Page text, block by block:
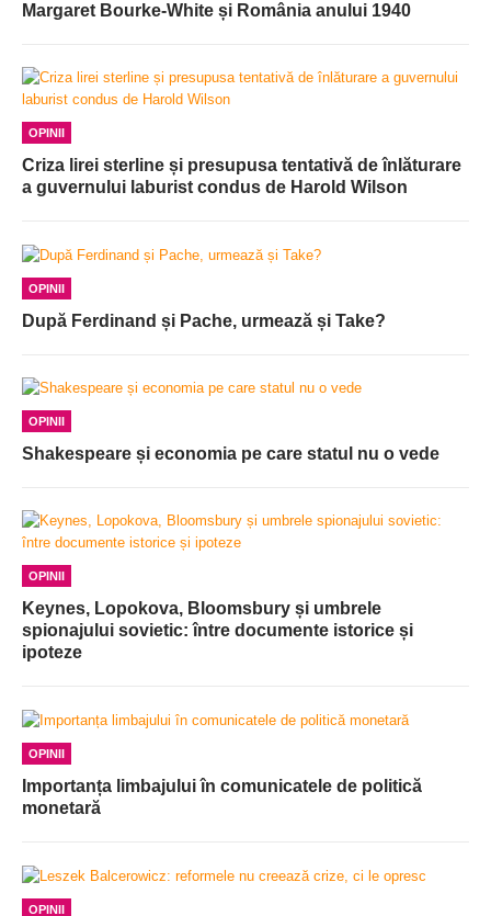
Margaret Bourke-White și România anului 1940
OPINII
Criza lirei sterline și presupusa tentativă de înlăturare
a guvernului laburist condus de Harold Wilson
OPINII
După Ferdinand și Pache, urmează și Take?
OPINII
Shakespeare și economia pe care statul nu o vede
OPINII
Keynes, Lopokova, Bloomsbury și umbrele
spionajului sovietic: între documente istorice și
ipoteze
OPINII
Importanța limbajului în comunicatele de politică
monetară
OPINII